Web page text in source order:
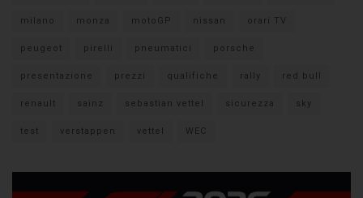
milano monza motoGP nissan orari TV
peugeot pirelli pneumatici porsche
presentazione prezzi qualifiche rally red bull
renault sainz sebastian vettel sicurezza sky
test verstappen vettel WEC